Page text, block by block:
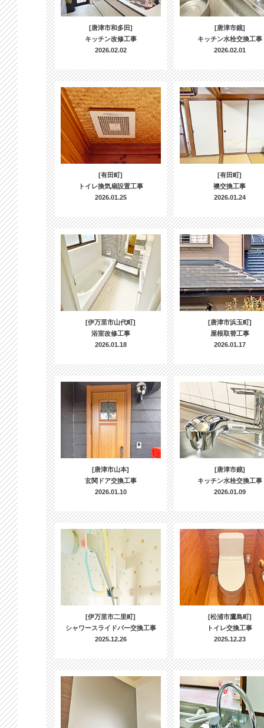
[唐津市和多田]
キッチン改修工事
2026.02.02
[唐津市鏡]
キッチン水栓交換工事
2026.02.01
[有田町]
トイレ換気扇設置工事
2026.01.25
[有田町]
襖交換工事
2026.01.24
[伊万里市山代町]
浴室改修工事
2026.01.18
[唐津市浜玉町]
屋根取替工事
2026.01.17
[唐津市山本]
玄関ドア交換工事
2026.01.10
[唐津市鏡]
キッチン水栓交換工事
2026.01.09
[伊万里市二里町]
シャワースライドバー交換工事
2025.12.26
[松浦市鷹島町]
トイレ交換工事
2025.12.23